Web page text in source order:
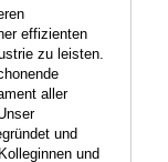
Motoröl
Produkte.
Bruder
1955 als
in